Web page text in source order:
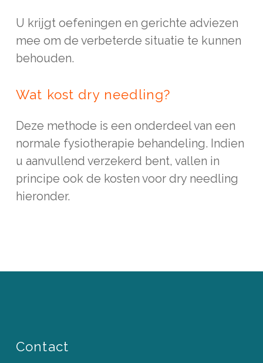
U krijgt oefeningen en gerichte adviezen
mee om de verbeterde situatie te kunnen
behouden.
Wat kost dry needling?
Deze methode is een onderdeel van een
normale fysiotherapie behandeling. Indien
u aanvullend verzekerd bent, vallen in
principe ook de kosten voor dry needling
hieronder.
Contact